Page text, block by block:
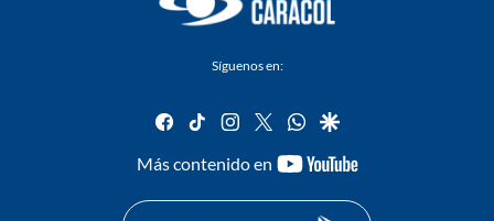
Síguenos en:
facebook
tiktok instagram
twitterwhatsapp
google
Más contenido en
youtube-